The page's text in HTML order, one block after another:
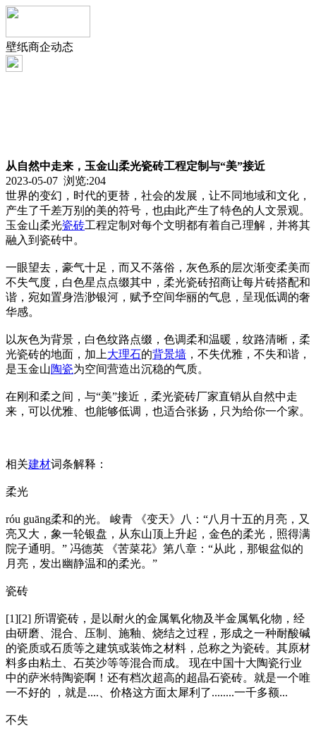
壁纸商企动态
从自然中走来，玉金山柔光瓷砖工程定制与“美”接近
2023-05-07 浏览:204
世界的变幻，时代的更替，社会的发展，让不同地域和文化，
产生了千差万别的美的符号，也由此产生了特色的人文景观。
玉金山柔光瓷砖工程定制对每个文明都有着自己理解，并将其
融入到瓷砖中。
一眼望去，豪气十足，而又不落俗，灰色系的层次渐变柔美而
不失气度，白色星点点缀其中，柔光瓷砖招商让每片砖搭配和
谐，宛如置身浩渺银河，赋予空间华丽的气息，呈现低调的奢
华感。
以灰色为背景，白色纹路点缀，色调柔和温暖，纹路清晰，柔
光瓷砖的地面，加上大理石的背景墙 ，不失优雅，不失和谐，
是玉金山陶瓷为空间营造出沉稳的气质。
在刚和柔之间，与“美”接近，柔光瓷砖厂家直销从自然中走
来，可以优雅、也能够低调，也适合张扬，只为给你一个家。
相关建材词条解释：
柔光
róu guāng柔和的光。 峻青 《变天》八：“八月十五的月亮，又
亮又大，象一轮银盘，从东山顶上升起，金色的柔光，照得满
院子通明。” 冯德英 《苦菜花》第八章：“从此，那银盆似的
月亮，发出幽静温和的柔光。”
瓷砖
[1][2] 所谓瓷砖，是以耐火的金属氧化物及半金属氧化物，经
由研磨、混合、压制、施釉、烧结之过程，形成之一种耐酸碱
的瓷质或石质等之建筑或装饰之材料，总称之为瓷砖。其原材
料多由粘土、石英沙等等混合而成。 现在中国十大陶瓷行业
中的萨米特陶瓷啊！还有档次超高的超晶石瓷砖。就是一个唯
一不好的 ，就是....、价格这方面太犀利了........一千多额...
不失